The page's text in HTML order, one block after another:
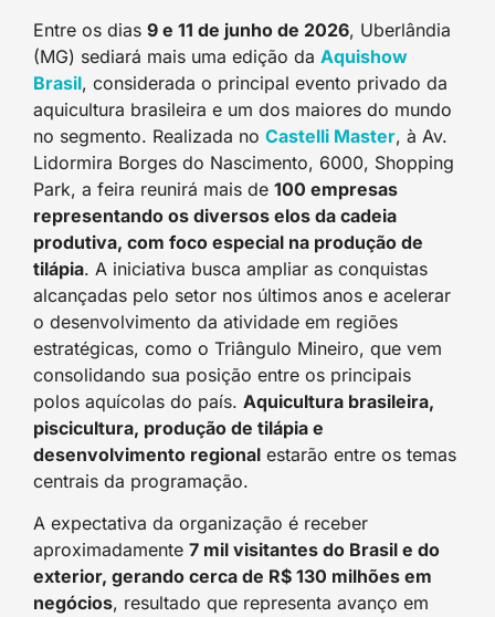
Entre os dias 9 e 11 de junho de 2026, Uberlândia
(MG) sediará mais uma edição da Aquishow
Brasil, considerada o principal evento privado da
aquicultura brasileira e um dos maiores do mundo
no segmento. Realizada no Castelli Master, à Av.
Lidormira Borges do Nascimento, 6000, Shopping
Park, a feira reunirá mais de 100 empresas
representando os diversos elos da cadeia
produtiva, com foco especial na produção de
tilápia. A iniciativa busca ampliar as conquistas
alcançadas pelo setor nos últimos anos e acelerar
o desenvolvimento da atividade em regiões
estratégicas, como o Triângulo Mineiro, que vem
consolidando sua posição entre os principais
polos aquícolas do país. Aquicultura brasileira,
piscicultura, produção de tilápia e
desenvolvimento regional estarão entre os temas
centrais da programação.
A expectativa da organização é receber
aproximadamente 7 mil visitantes do Brasil e do
exterior, gerando cerca de R$ 130 milhões em
negócios, resultado que representa avanço em